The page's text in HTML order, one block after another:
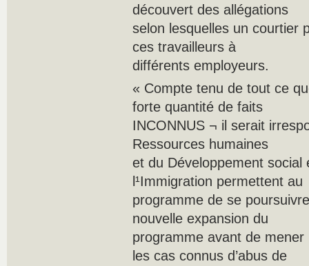
découvert des allégations
selon lesquelles un courtier
ces travailleurs à
différents employeurs.
« Compte tenu de tout ce
forte quantité de faits
INCONNUS ¬ il serait
Ressources humaines
et du Développement social
l¹Immigration permettent au
programme de se
nouvelle expansion du
programme avant de
les cas connus d’abus de